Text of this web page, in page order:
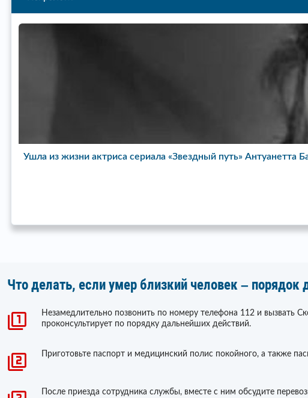
Ушла из жизни исполнительница хита Total Eclipse of the Heart
Что делать, если умер близкий человек – порядок
Незамедлительно позвонить по номеру телефона 112 и
проконсультирует по порядку дальнейших действий.
Приготовьте паспорт и медицинский полис покойного, а также
После приезда сотрудника службы, вместе с ним обсудите